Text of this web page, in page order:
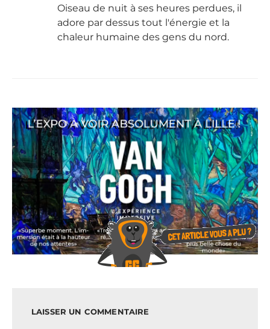
Oiseau de nuit à ses heures perdues, il
adore par dessus tout l'énergie et la
chaleur humaine des gens du nord.
LAISSER UN COMMENTAIRE